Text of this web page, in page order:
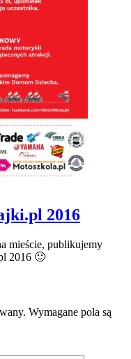
2016
mieście, publikujemy
2016 🙂
Wymagane pola są